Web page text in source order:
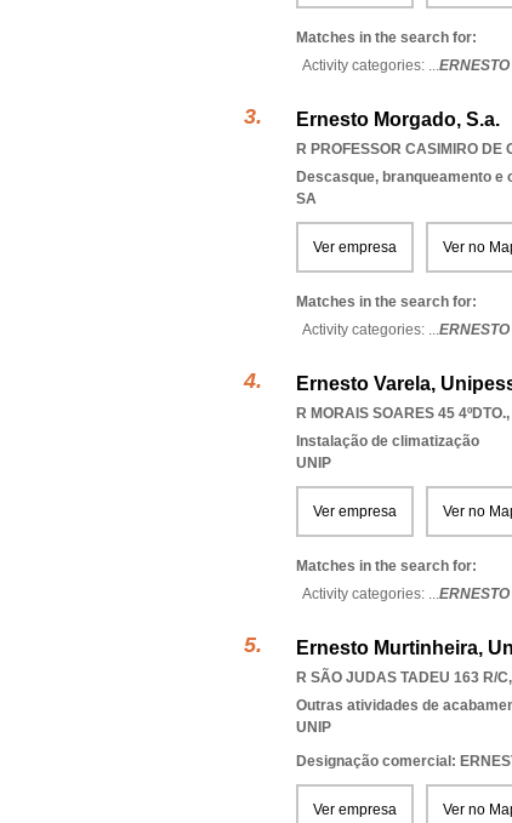
Matches in the search for:
Activity categories: ...
Ernesto Morgado, S.a.
R PROFESSOR CASIMIRO DE
Descasque, branqueamento
SA
Ver empresa Ver no
Matches in the search for:
Activity categories: ...
Ernesto Varela,
R MORAIS SOARES 45
Instalação de climatização
UNIP
Ver empresa Ver no
Matches in the search for:
Activity categories: ...
Ernesto Murtinheira,
R SÃO JUDAS TADEU 163 R/
Outras atividades de
UNIP
Designação comercial:
Ver empresa Ver no